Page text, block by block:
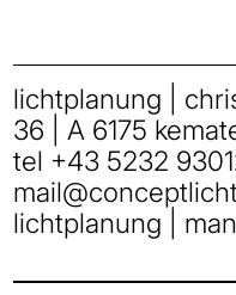
lichtplanung |
36 | A 6175
tel +43 5232
mail@
lichtplanung |